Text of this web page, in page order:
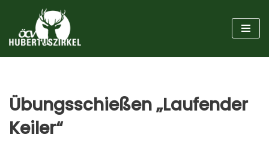
Zum
Inhalt
Übungsschießen „Laufender
Keiler“